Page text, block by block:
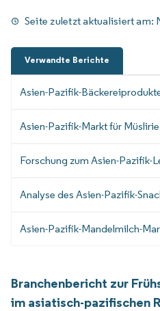
Seite zuletzt aktualisiert am:
Verwandte Berichte
Asien-Pazifik-
Asien-Pazifik-Markt für
Forschung zum Asien-
Analyse des Asien-Pazifik-
Asien-Pazifik-Mandelmilch-
Branchenbericht zur
im asiatisch-pazifischen